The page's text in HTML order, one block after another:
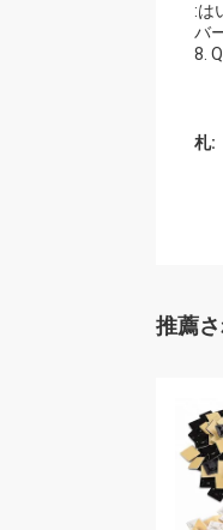
:は
バ
8.
札:
推薦